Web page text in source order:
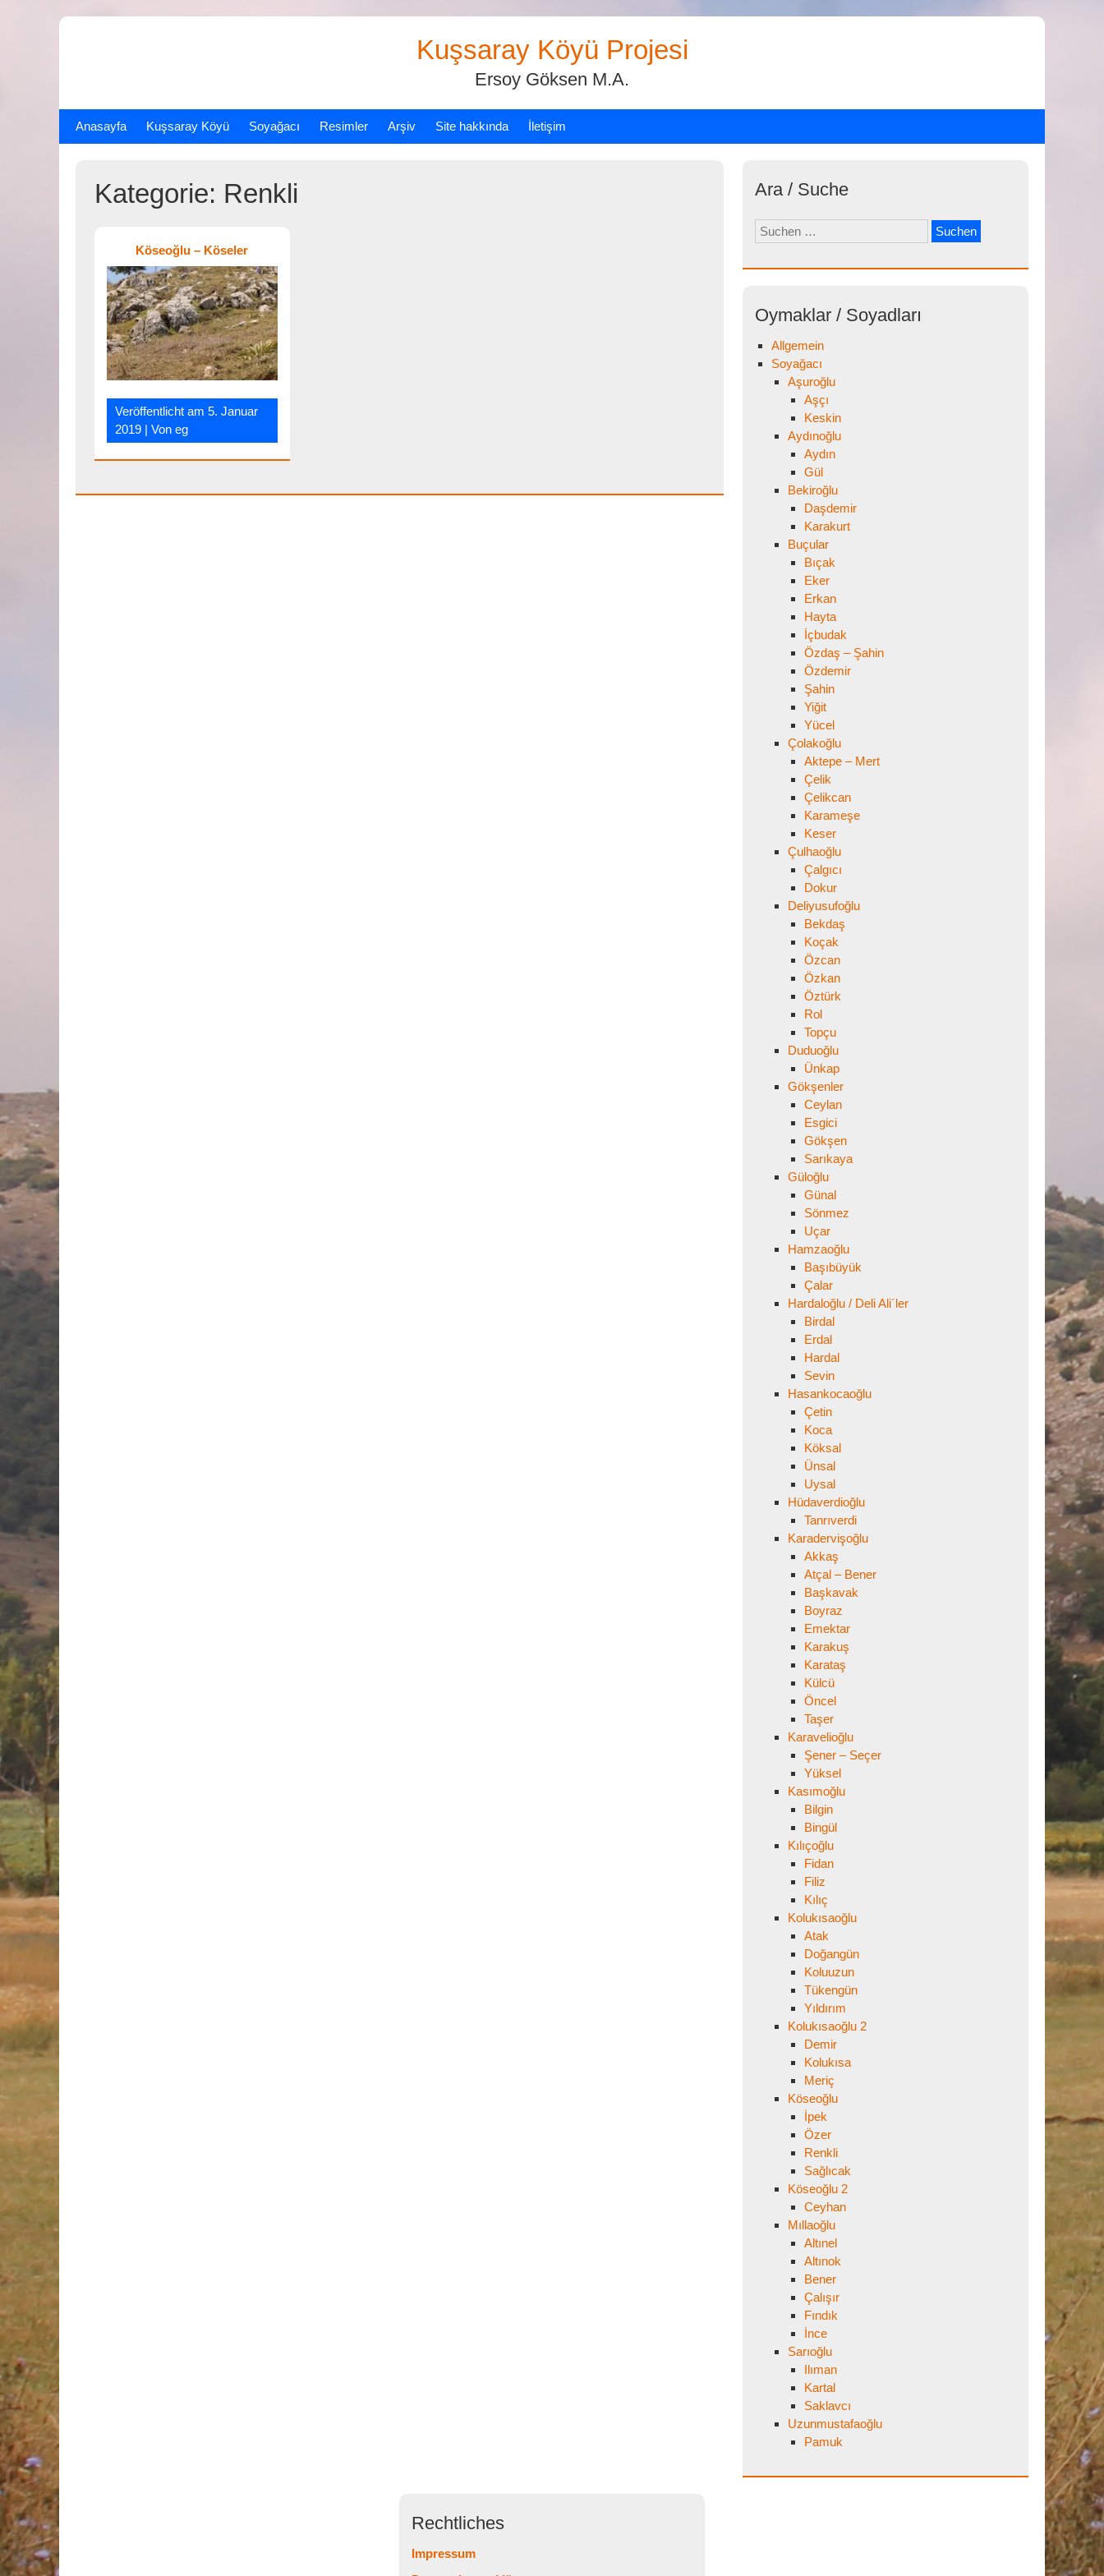
Kuşsaray Köyü Projesi
Ersoy Göksen M.A.
Anasayfa Kuşsaray Köyü Soyağacı Resimler Arşiv Site hakkında İletişim
Kategorie: Renkli
Köseoğlu – Köseler
Veröffentlicht am5. Januar
2019 | Voneg
Ara / Suche
Suchen
nach:
Oymaklar / Soyadları
Allgemein
Soyağacı
Aşuroğlu
Aşçı
Keskin
Aydınoğlu
Aydın
Gül
Bekiroğlu
Daşdemir
Karakurt
Buçular
Bıçak
Eker
Erkan
Hayta
İçbudak
Özdaş – Şahin
Özdemir
Şahin
Yiğit
Yücel
Çolakoğlu
Aktepe – Mert
Çelik
Çelikcan
Karameşe
Keser
Çulhaoğlu
Çalgıcı
Dokur
Deliyusufoğlu
Bekdaş
Koçak
Özcan
Özkan
Öztürk
Rol
Topçu
Duduoğlu
Ünkap
Gökşenler
Ceylan
Esgici
Gökşen
Sarıkaya
Güloğlu
Günal
Sönmez
Uçar
Hamzaoğlu
Başıbüyük
Çalar
Hardaloğlu / Deli Ali´ler
Birdal
Erdal
Hardal
Sevin
Hasankocaoğlu
Çetin
Koca
Köksal
Ünsal
Uysal
Hüdaverdioğlu
Tanrıverdi
Karadervişoğlu
Akkaş
Atçal – Bener
Başkavak
Boyraz
Emektar
Karakuş
Karataş
Külcü
Öncel
Taşer
Karavelioğlu
Şener – Seçer
Yüksel
Kasımoğlu
Bilgin
Bingül
Kılıçoğlu
Fidan
Filiz
Kılıç
Kolukısaoğlu
Atak
Doğangün
Koluuzun
Tükengün
Yıldırım
Kolukısaoğlu 2
Demir
Kolukısa
Meriç
Köseoğlu
İpek
Özer
Renkli
Sağlıcak
Köseoğlu 2
Ceyhan
Mıllaoğlu
Altınel
Altınok
Bener
Çalışır
Fındık
İnce
Sarıoğlu
Ilıman
Kartal
Saklavcı
Uzunmustafaoğlu
Pamuk
Rechtliches
Impressum